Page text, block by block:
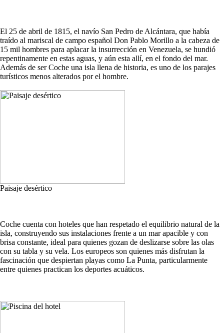
El 25 de abril de 1815, el navío San Pedro de Alcántara, que había
traído al mariscal de campo español Don Pablo Morillo a la cabeza de
15 mil hombres para aplacar la insurrección en Venezuela, se hundió
repentinamente en estas aguas, y aún esta allí, en el fondo del mar.
Además de ser Coche una isla llena de historia, es uno de los parajes
turísticos menos alterados por el hombre.
Paisaje desértico
Coche cuenta con hoteles que han respetado el equilibrio natural de la
isla, construyendo sus instalaciones frente a un mar apacible y con
brisa constante, ideal para quienes gozan de deslizarse sobre las olas
con su tabla y su vela. Los europeos son quienes más disfrutan la
fascinación que despiertan playas como La Punta, particularmente
entre quienes practican los deportes acuáticos.